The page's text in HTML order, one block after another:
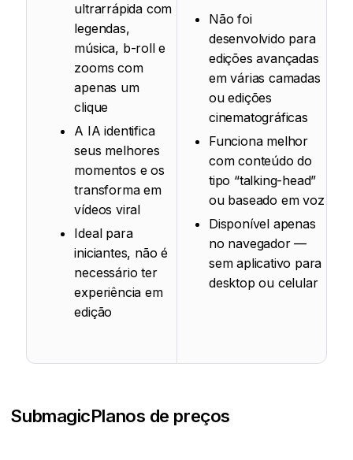
ultrarrápida com
legendas,
música, b-roll e
zooms com
apenas um
clique
A IA identifica
seus melhores
momentos e os
transforma em
vídeos viral
Ideal para
iniciantes, não é
necessário ter
experiência em
edição
Não foi
desenvolvido para
edições avançadas
em várias camadas
ou edições
cinematográficas
Funciona melhor
com conteúdo do
tipo “talking-head”
ou baseado em voz
Disponível apenas
no navegador —
sem aplicativo para
desktop ou celular
SubmagicPlanos de preços